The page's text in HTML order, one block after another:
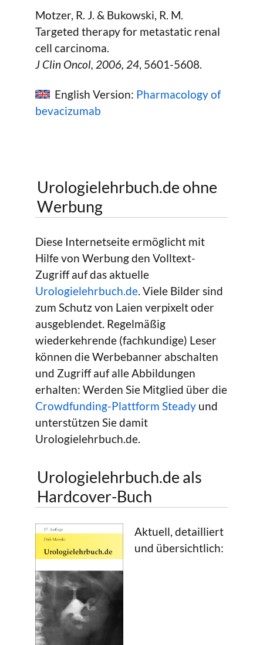
Motzer, R. J. & Bukowski, R. M.
Targeted therapy for metastatic renal
cell carcinoma.
J Clin Oncol, 2006, 24, 5601-5608.
English Version: Pharmacology of
bevacizumab
Urologielehrbuch.de ohne
Werbung
Diese Internetseite ermöglicht mit
Hilfe von Werbung den Volltext-
Zugriff auf das aktuelle
Urologielehrbuch.de. Viele Bilder sind
zum Schutz von Laien verpixelt oder
ausgeblendet. Regelmäßig
wiederkehrende (fachkundige) Leser
können die Werbebanner abschalten
und Zugriff auf alle Abbildungen
erhalten: Werden Sie Mitglied über die
Crowdfunding-Plattform Steady und
unterstützen Sie damit
Urologielehrbuch.de.
Urologielehrbuch.de als
Hardcover-Buch
Aktuell, detailliert
und übersichtlich: